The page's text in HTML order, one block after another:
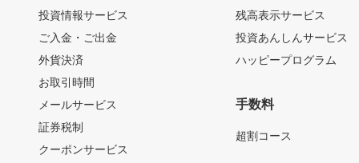
投資情報サービス
ご入金・ご出金
外貨決済
お取引時間
メールサービス
証券税制
クーポンサービス
残高表示サービス
投資あんしんサービス
ハッピープログラム
手数料
超割コース